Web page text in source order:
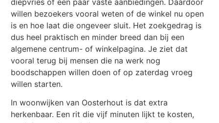
diepvries of een paar vaste aanbiedingen. Daardoor
willen bezoekers vooral weten of de winkel nu open
is en hoe laat die ongeveer sluit. Het zoekgedrag is
dus heel praktisch en minder breed dan bij een
algemene centrum- of winkelpagina. Je ziet dat
vooral terug bij mensen die na werk nog
boodschappen willen doen of op zaterdag vroeg
willen starten.
In woonwijken van Oosterhout is dat extra
herkenbaar. Een rit die vijf minuten lijkt te kosten,